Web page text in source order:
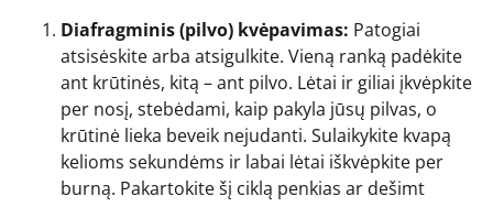
Diafragminis (pilvo) kvėpavimas: Patogiai
atsisėskite arba atsigulkite. Vieną ranką padėkite
ant krūtinės, kitą – ant pilvo. Lėtai ir giliai įkvėpkite
per nosį, stebėdami, kaip pakyla jūsų pilvas, o
krūtinė lieka beveik nejudanti. Sulaikykite kvapą
kelioms sekundėms ir labai lėtai iškvėpkite per
burną. Pakartokite šį ciklą penkias ar dešimt